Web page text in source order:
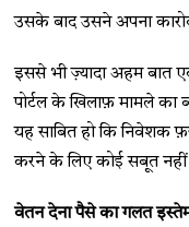
उसके बाद उसने अपना
इससे भी ज़्यादा अहम बात
पोर्टल के खिलाफ़ मामले का
यह साबित हो कि निवेशक
करने के लिए कोई सबूत नहीं
वेतन देना पैसे का गलत